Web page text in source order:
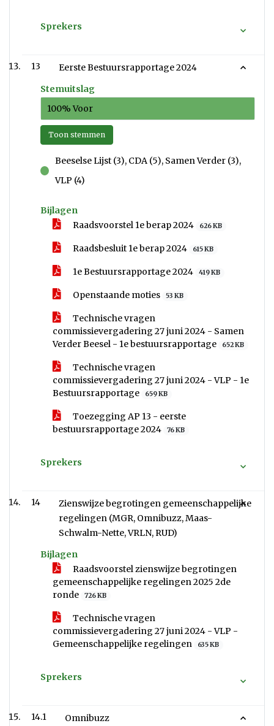
Sprekers
13
Eerste Bestuursrapportage 2024
Stemuitslag
100% Voor
Toon stemmen
voor
Beeselse Lijst (3), CDA (5), Samen Verder (3),
VLP (4)
Bijlagen
Raadsvoorstel 1e berap 2024
626 KB
Raadsbesluit 1e berap 2024 615 KB
1e Bestuursrapportage 2024 419 KB
Openstaande moties 53 KB
Technische vragen
commissievergadering 27 juni 2024 - Samen
Verder Beesel - 1e bestuursrapportage
652 KB
Technische vragen
commissievergadering 27 juni 2024 - VLP - 1e
Bestuursrapportage
659 KB
Toezegging AP 13 - eerste
bestuursrapportage 2024
76 KB
Sprekers
14
Zienswijze begrotingen gemeenschappelijke
regelingen (MGR, Omnibuzz, Maas-
Schwalm-Nette, VRLN, RUD)
Bijlagen
Raadsvoorstel zienswijze begrotingen
gemeenschappelijke regelingen 2025 2de
ronde
726 KB
Technische vragen
commissievergadering 27 juni 2024 - VLP -
Gemeenschappelijke regelingen
635 KB
Sprekers
14.1 Omnibuzz